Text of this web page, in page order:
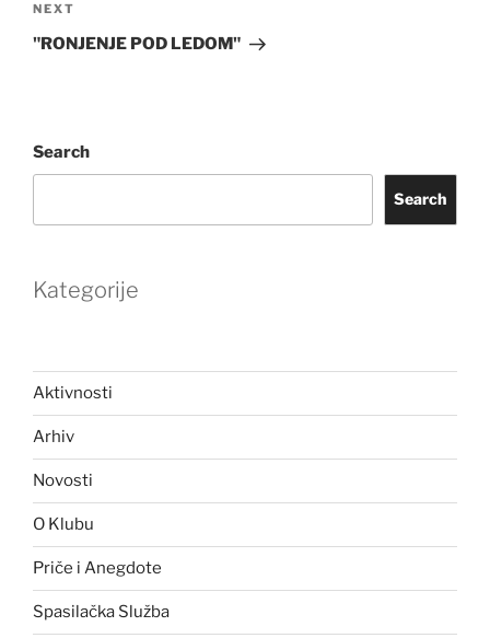
Next
Post
NEXT
"RONJENJE POD LEDOM"
Search
Search
Kategorije
Aktivnosti
Arhiv
Novosti
O Klubu
Priče i Anegdote
Spasilačka Služba